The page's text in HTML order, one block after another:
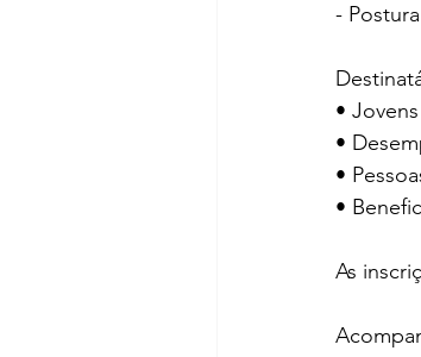
-
•
•
•
•
As